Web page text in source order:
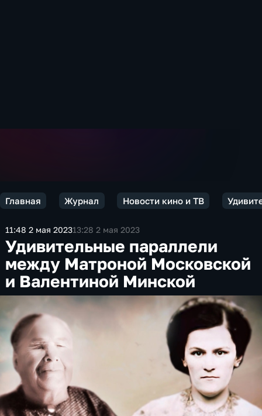
Главная Журнал Новости кино и ТВ
11:48 2 мая 202313:28 2 мая 2023
Удивительные параллели
между Матроной Московской
и Валентиной Минской